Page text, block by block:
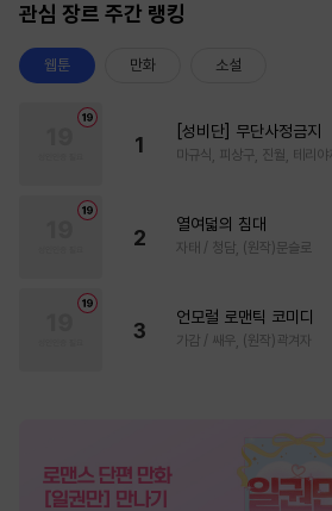
관심 장르 주간 랭킹
웹툰 만화 소설
1
[성비단] 무단사정금지
마규식, 피상구, 진월, 테리야
2
열여덟의 침대
자태 / 청담, (원작)문슬로
3
언모럴 로맨틱 코미디
가감 / 쌔우, (원작)곽겨자